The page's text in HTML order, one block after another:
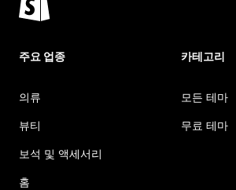
주요 업종
의류
뷰티
보석 및 액세서리
홈
카테고리
모든 테마
무료 테마